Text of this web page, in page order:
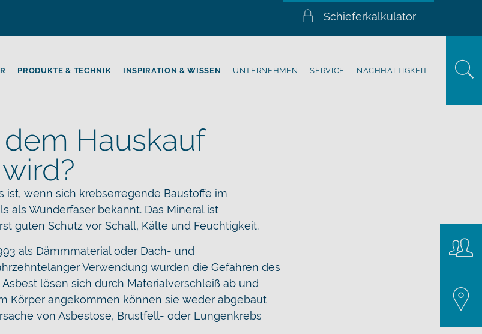
Schieferkalkulator
PRODUKTE & TECHNIK INSPIRATION & WISSEN UNTERNEHMEN SERVICE NACHHALTIGKEIT
Hauskauf
ist, wenn sich krebserregende Baustoffe im
als Wunderfaser bekannt. Das Mineral ist
guten Schutz vor Schall, Kälte und Feuchtigkeit.
als Dämmmaterial oder Dach- und
Verwendung wurden die Gefahren des
lösen sich durch Materialverschleiß ab und
Körper angekommen können sie weder abgebaut
von Asbestose, Brustfell- oder Lungenkrebs